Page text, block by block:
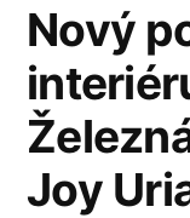
Nový
Joy